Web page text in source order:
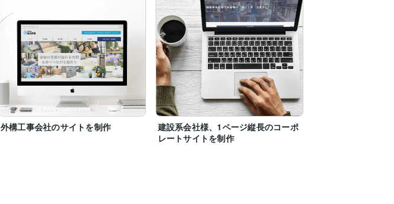
外構工事会社のサイトを制作
建設系会社様、1ページ縦長のコーポ
レートサイトを制作